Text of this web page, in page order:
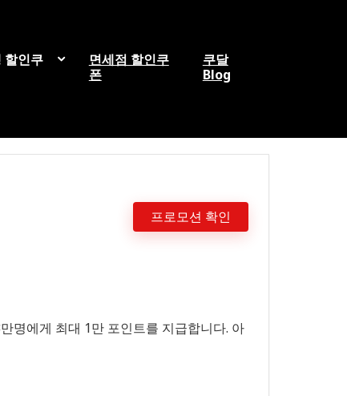
할인쿠
면세점 할인쿠
폰
쿠달
Blog
프로모션 확인
명에게 최대 1만 포인트를 지급합니다. 아